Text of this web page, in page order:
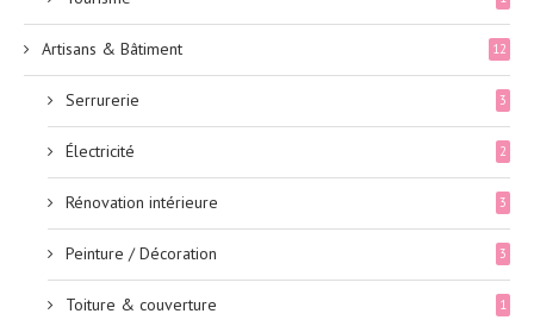
Artisans & Bâtiment 12
Serrurerie 3
Électricité 2
Rénovation intérieure 3
Peinture / Décoration 3
Toiture & couverture 1